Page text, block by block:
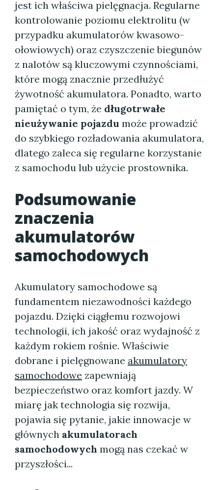
jest ich właściwa pielęgnacja. Regularne
kontrolowanie poziomu elektrolitu (w
przypadku akumulatorów kwasowo-
ołowiowych) oraz czyszczenie biegunów
z nalotów są kluczowymi czynnościami,
które mogą znacznie przedłużyć
żywotność akumulatora. Ponadto, warto
pamiętać o tym, że długotrwałe
nieużywanie pojazdu może prowadzić
do szybkiego rozładowania akumulatora,
dlatego zaleca się regularne korzystanie
z samochodu lub użycie prostownika.
Podsumowanie
znaczenia
akumulatorów
samochodowych
Akumulatory samochodowe są
fundamentem niezawodności każdego
pojazdu. Dzięki ciągłemu rozwojowi
technologii, ich jakość oraz wydajność z
każdym rokiem rośnie. Właściwie
dobrane i pielęgnowane akumulatory
samochodowe zapewniają
bezpieczeństwo oraz komfort jazdy. W
miarę jak technologia się rozwija,
pojawia się pytanie, jakie innowacje w
głównych akumulatorach
samochodowych mogą nas czekać w
przyszłości...